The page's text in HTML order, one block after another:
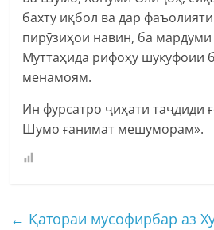
бахту иқбол ва дар
пирӯзиҳои навин, ба
Муттаҳида рифоҳу шукуфоии
менамоям.
Ин фурсатро ҷиҳати таҷдиди
Шумо ғанимат мешуморам».
← Қатораи мусофирбар аз